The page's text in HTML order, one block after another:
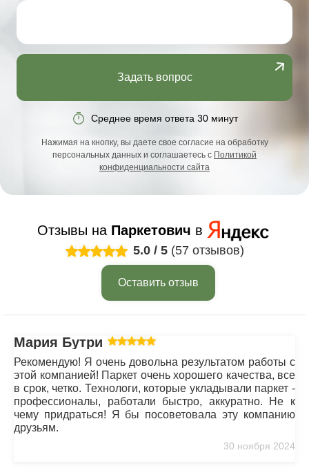
Задать вопрос
Среднее время ответа 30 минут
Нажимая на кнопку, вы даете свое согласие на обработку
персональных данных и соглашаетесь с Политикой
конфиденциальности сайта
Отзывы на Паркетович в
5.0 / 5 (57 отзывов)
Оставить отзыв
Мария Бутрим
Рекомендую! Я очень довольна результатом работы с
этой компанией! Паркет очень хорошего качества, все
в срок, четко. Технологи, которые укладывали паркет -
профессионалы, работали быстро, аккуратно. Не к
чему придраться! Я бы посоветовала эту компанию
друзьям.
30 ноября 2024